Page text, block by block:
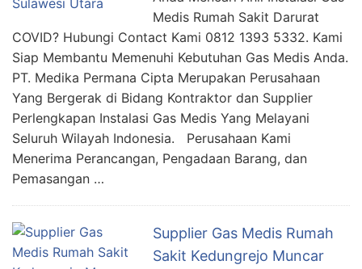
Medis Rumah Sakit Darurat
COVID? Hubungi Contact Kami 0812 1393 5332. Kami
Siap Membantu Memenuhi Kebutuhan Gas Medis Anda.
PT. Medika Permana Cipta Merupakan Perusahaan
Yang Bergerak di Bidang Kontraktor dan Supplier
Perlengkapan Instalasi Gas Medis Yang Melayani
Seluruh Wilayah Indonesia. Perusahaan Kami
Menerima Perancangan, Pengadaan Barang, dan
Pemasangan …
Supplier Gas Medis Rumah
Sakit Kedungrejo Muncar